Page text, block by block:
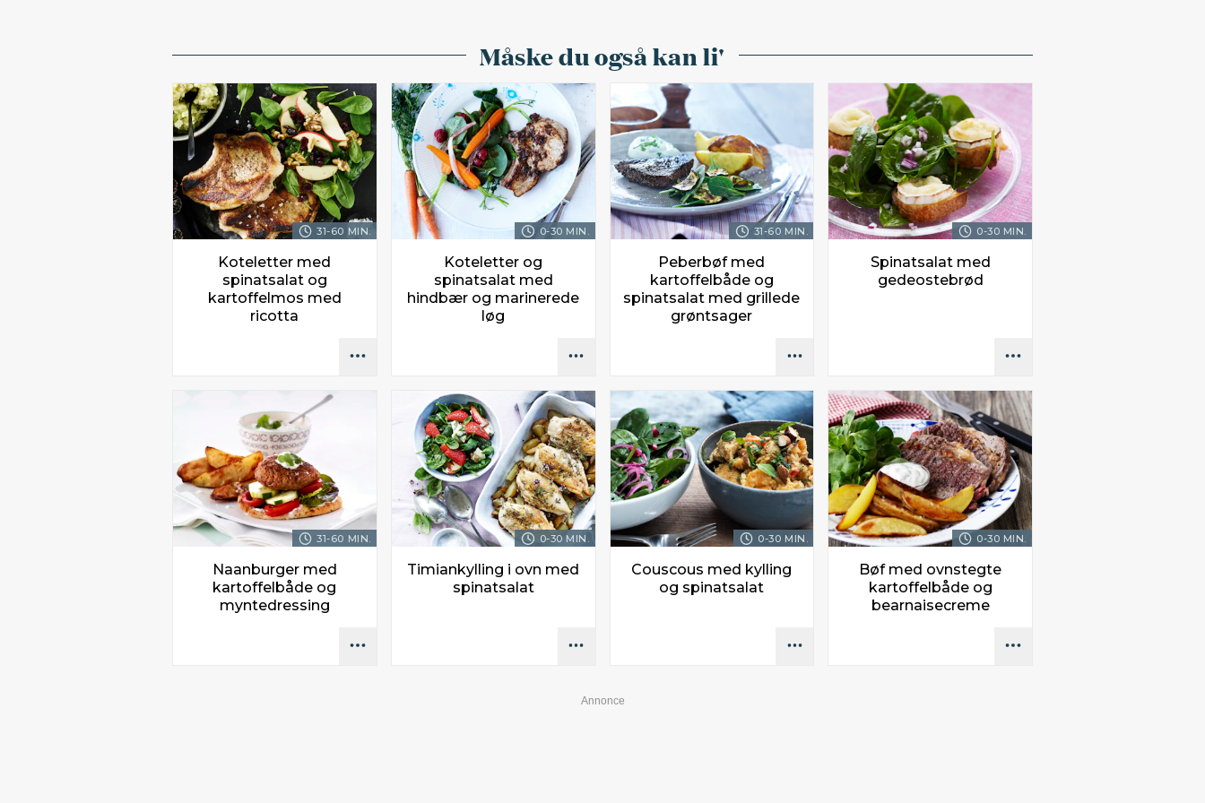
Måske du også kan li'
31-60 MIN.
Koteletter med
spinatsalat og
kartoffelmos med
ricotta
0-30 MIN.
Koteletter og
spinatsalat med
hindbær og marinerede
løg
31-60 MIN.
Peberbøf med
kartoffelbåde og
spinatsalat med grillede
grøntsager
0-30 MIN.
Spinatsalat med
gedeostebrød
31-60 MIN.
Naanburger med
kartoffelbåde og
myntedressing
0-30 MIN.
Timiankylling i ovn med
spinatsalat
0-30 MIN.
Couscous med kylling
og spinatsalat
0-30 MIN.
Bøf med ovnstegte
kartoffelbåde og
bearnaisecreme